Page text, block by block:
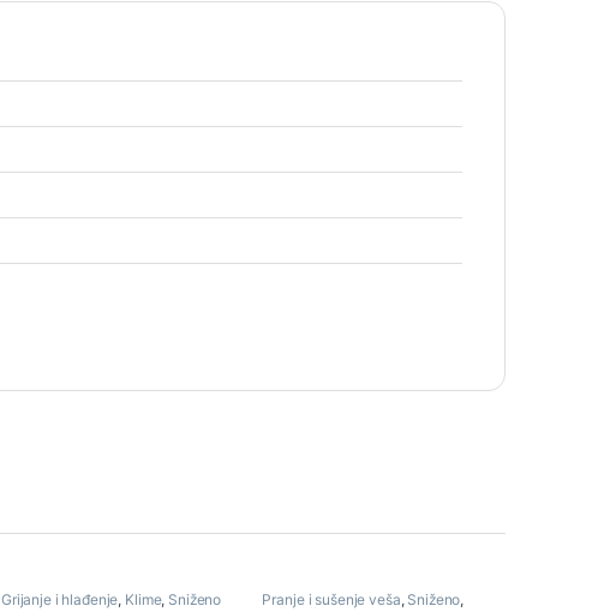
Grijanje i hlađenje, Klime, Sniženo Pranje i sušenje veša, Sniženo,